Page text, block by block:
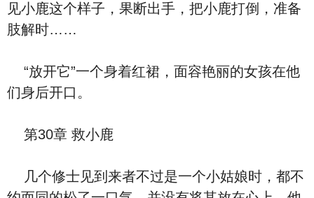
见小鹿这个样子，果断出手，把小鹿打倒，准备
肢解时……
“放开它”一个身着红裙，面容艳丽的女孩在他
们身后开口。
第30章 救小鹿
几个修士见到来者不过是一个小姑娘时，都不